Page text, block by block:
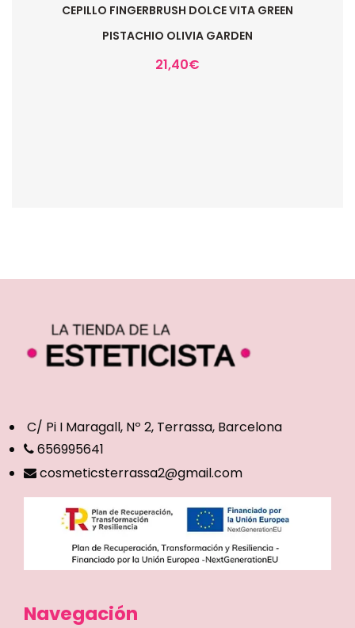
CEPILLO FINGERBRUSH DOLCE VITA GREEN
PISTACHIO OLIVIA GARDEN
21,40€
C/ Pi I Maragall, Nº 2, Terrassa, Barcelona
656995641
cosmeticsterrassa2@gmail.com
Navegación